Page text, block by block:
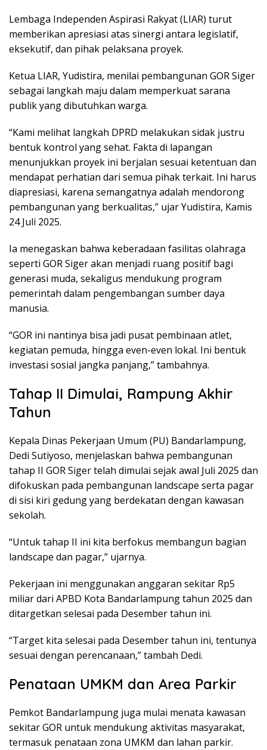
Lembaga Independen Aspirasi Rakyat (LIAR) turut
memberikan apresiasi atas sinergi antara legislatif,
eksekutif, dan pihak pelaksana proyek.
Ketua LIAR, Yudistira, menilai pembangunan GOR Siger
sebagai langkah maju dalam memperkuat sarana
publik yang dibutuhkan warga.
“Kami melihat langkah DPRD melakukan sidak justru
bentuk kontrol yang sehat. Fakta di lapangan
menunjukkan proyek ini berjalan sesuai ketentuan dan
mendapat perhatian dari semua pihak terkait. Ini harus
diapresiasi, karena semangatnya adalah mendorong
pembangunan yang berkualitas,” ujar Yudistira, Kamis
24 Juli 2025.
Ia menegaskan bahwa keberadaan fasilitas olahraga
seperti GOR Siger akan menjadi ruang positif bagi
generasi muda, sekaligus mendukung program
pemerintah dalam pengembangan sumber daya
manusia.
“GOR ini nantinya bisa jadi pusat pembinaan atlet,
kegiatan pemuda, hingga even-even lokal. Ini bentuk
investasi sosial jangka panjang,” tambahnya.
Tahap II Dimulai, Rampung Akhir
Tahun
Kepala Dinas Pekerjaan Umum (PU) Bandarlampung,
Dedi Sutiyoso, menjelaskan bahwa pembangunan
tahap II GOR Siger telah dimulai sejak awal Juli 2025 dan
difokuskan pada pembangunan landscape serta pagar
di sisi kiri gedung yang berdekatan dengan kawasan
sekolah.
“Untuk tahap II ini kita berfokus membangun bagian
landscape dan pagar,” ujarnya.
Pekerjaan ini menggunakan anggaran sekitar Rp5
miliar dari APBD Kota Bandarlampung tahun 2025 dan
ditargetkan selesai pada Desember tahun ini.
“Target kita selesai pada Desember tahun ini, tentunya
sesuai dengan perencanaan,” tambah Dedi.
Penataan UMKM dan Area Parkir
Pemkot Bandarlampung juga mulai menata kawasan
sekitar GOR untuk mendukung aktivitas masyarakat,
termasuk penataan zona UMKM dan lahan parkir.